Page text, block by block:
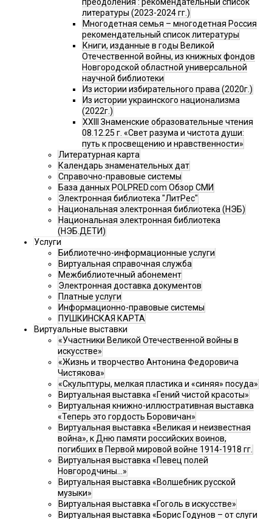
преодоления : рекомендательный список
литературы (2023-2024 гг.)
Многодетная семья – многодетная Россия
рекомендательный список литературы
Книги, изданные в годы Великой
Отечественной войны, из книжных фондов
Новгородской областной универсальной
научной библиотеки
Из истории избирательного права (2020г.)
Из истории украинского национализма
(2022г.)
XXIII Знаменские образовательные чтения
08.12.25 г. «Свет разума и чистота души:
путь к просвещению и нравственности»
Литературная карта
Календарь знаменательных дат
Справочно-правовые системы
База данных POLPRED.com Обзор СМИ
Электронная библиотека "ЛитРес"
Национальная электронная библиотека (НЭБ)
Национальная электронная библиотека
(НЭБ.ДЕТИ)
Услуги
Библиотечно-информационные услуги
Виртуальная справочная служба
Межбиблиотечный абонемент
Электронная доставка документов
Платные услуги
Информационно-правовые системы
ПУШКИНСКАЯ КАРТА
Виртуальные выставки
«Участники Великой Отечественной войны в
искусстве»
«Жизнь и творчество Антонина Федоровича
Чистякова»
«Скульптуры, мелкая пластика и «синяя» посуда»
Виртуальная выставка «Гений чистой красоты»
Виртуальная книжно-иллюстративная выставка
«Теперь это гордость Боровичан»
Виртуальная выставка «Великая и неизвестная
война», к Дню памяти российских воинов,
погибших в Первой мировой войне 1914-1918 гг.
Виртуальная выставка «Певец полей
Новгородчины…»
Виртуальная выставка «Волшебник русской
музыки»
Виртуальная выставка «Гоголь в искусстве»
Виртуальная выставка «Борис Годунов – от слуги